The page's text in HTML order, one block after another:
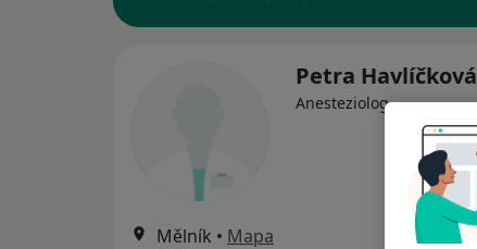
Petra Havlíčková
Anesteziolog
Mělník • Mapa